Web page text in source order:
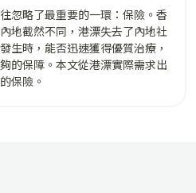
忽略了最重要的一環：保險。香
地截然不同，港漂失去了內地社
生時，能否迅速獲得優質治療，
的保障。本文從港漂實際需求出
保險。